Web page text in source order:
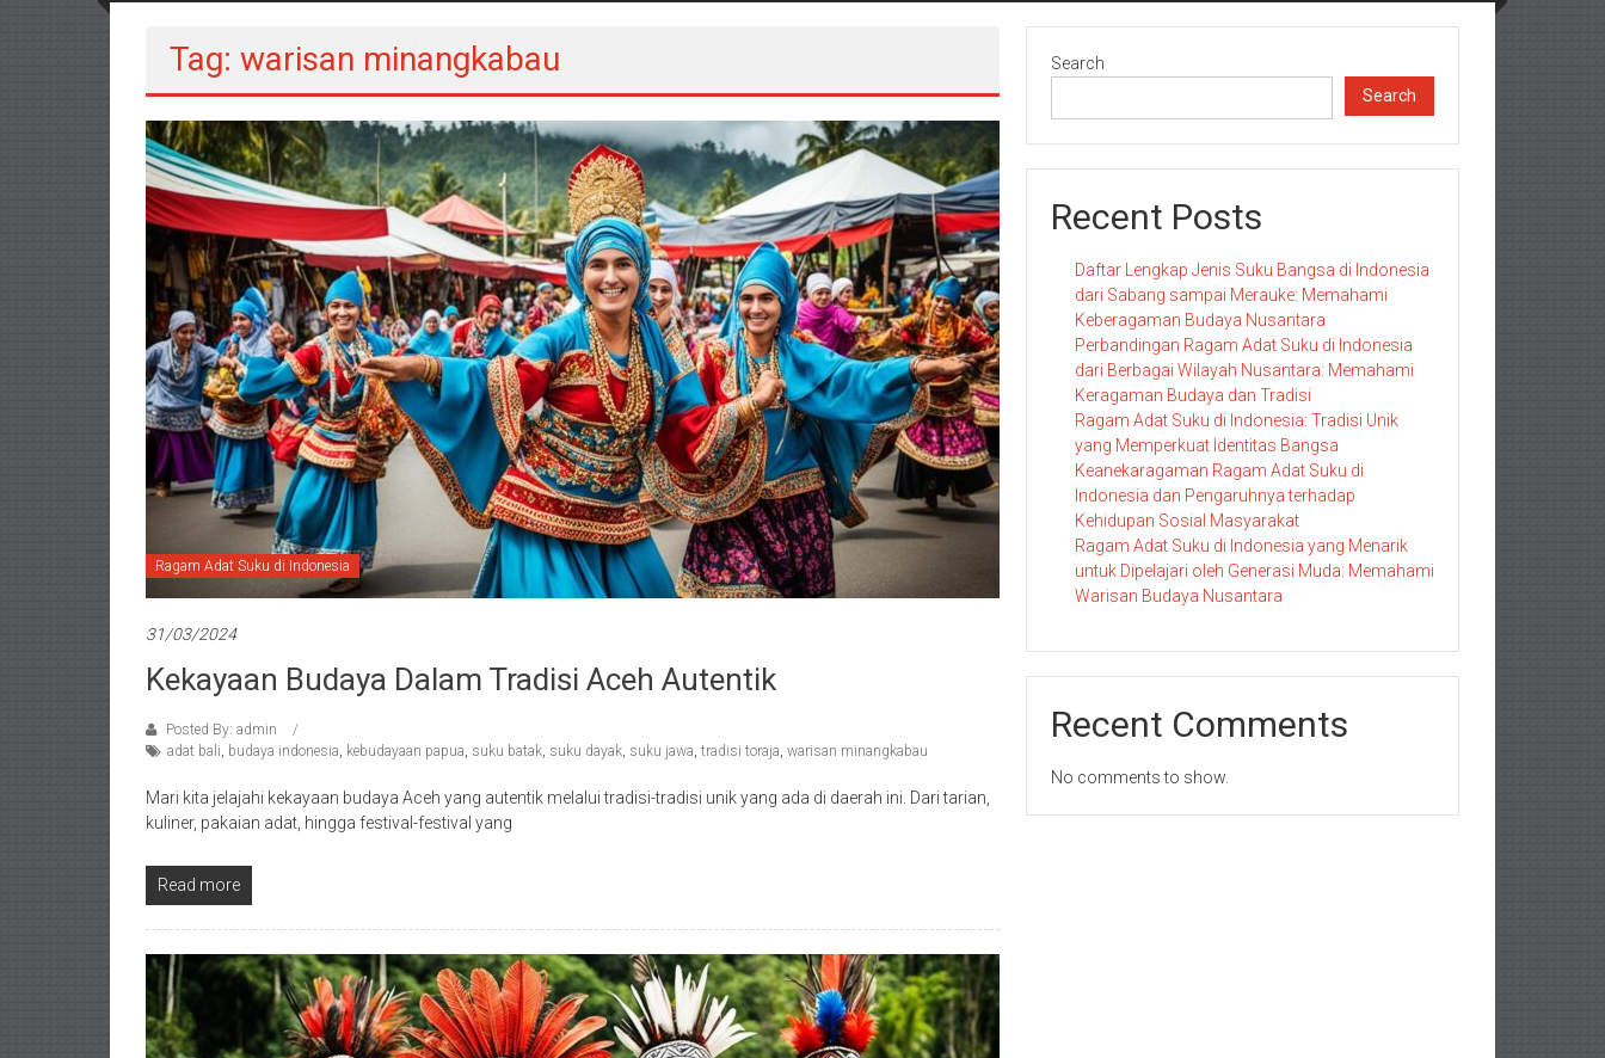
Tag: warisan minangkabau
Ragam Adat Suku di Indonesia
31/03/2024
Kekayaan Budaya Dalam Tradisi Aceh Autentik
Posted By: admin
adat bali, budaya indonesia, kebudayaan papua, suku batak, suku dayak, suku jawa, tradisi toraja, warisan minangkabau
Mari kita jelajahi kekayaan budaya Aceh yang autentik melalui tradisi-tradisi unik yang ada di daerah ini. Dari tarian,
kuliner, pakaian adat, hingga festival-festival yang
Read more
Search
Search
Recent Posts
Daftar Lengkap Jenis Suku Bangsa di Indonesia
dari Sabang sampai Merauke: Memahami
Keberagaman Budaya Nusantara
Perbandingan Ragam Adat Suku di Indonesia
dari Berbagai Wilayah Nusantara: Memahami
Keragaman Budaya dan Tradisi
Ragam Adat Suku di Indonesia: Tradisi Unik
yang Memperkuat Identitas Bangsa
Keanekaragaman Ragam Adat Suku di
Indonesia dan Pengaruhnya terhadap
Kehidupan Sosial Masyarakat
Ragam Adat Suku di Indonesia yang Menarik
untuk Dipelajari oleh Generasi Muda: Memahami
Warisan Budaya Nusantara
Recent Comments
No comments to show.